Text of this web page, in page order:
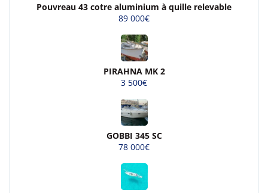
Pouvreau 43 cotre aluminium à quille relevable
89 000€
PIRAHNA MK 2
3 500€
GOBBI 345 SC
78 000€